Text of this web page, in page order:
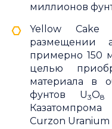
миллионов
Yellow
размещении
примерно 150
целью
материала в
фунтов U3O8
Curzon Uranium